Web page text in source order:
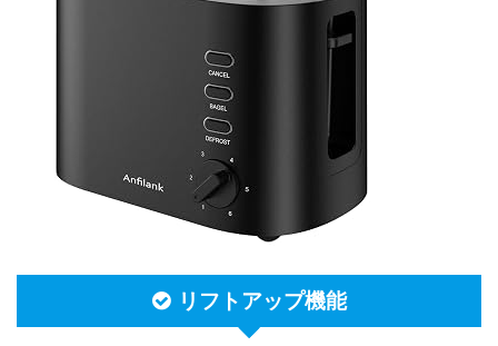
リフトアップ機能